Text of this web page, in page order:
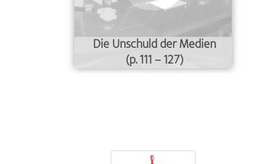
Die Unschuld der Medien
(p. 111 – 127)